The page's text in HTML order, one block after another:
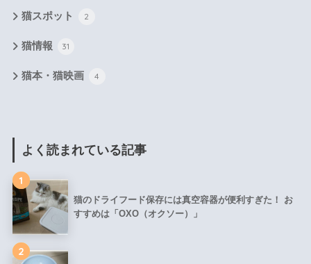
猫スポット 2
猫情報 31
猫本・猫映画 4
よく読まれている記事
1
猫のドライフード保存には真空容器が便利すぎた！ お
すすめは「OXO（オクソー）」
2